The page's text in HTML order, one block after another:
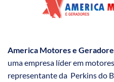
America Motores e
uma empresa líder em
representante da Perkins do